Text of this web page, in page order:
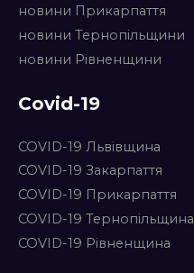
новини Прикарпаття
новини Тернопільщини
новини Рівненщини
Covid-19
COVID-19 Львівщина
COVID-19 Закарпаття
COVID-19 Прикарпаття
COVID-19 Тернопільщина
COVID-19 Рівненщина